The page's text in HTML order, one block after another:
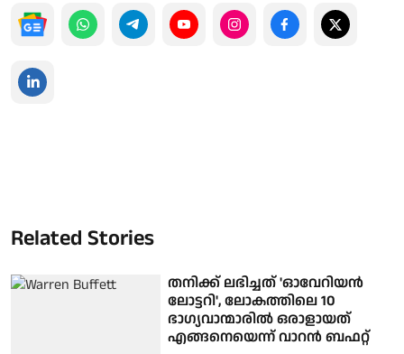
Related Stories
തനിക്ക് ലഭിച്ചത് 'ഓവേറിയൻ
ലോട്ടറി', ലോകത്തിലെ 10
ഭാഗ്യവാന്മാരിൽ ഒരാളായത്
എങ്ങനെയെന്ന് വാറൻ ബഫറ്റ്